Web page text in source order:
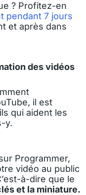
? Profitez-en
pendant 7 jours
et après dans
des vidéos
il est
qui aident les
y.
Programmer,
vidéo au public
à-dire que le
et la miniature.